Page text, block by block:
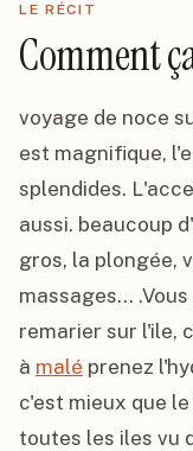
LE RÉCIT
Comment
voyage de noce
est magnifique,
splendides.
aussi. beaucoup
gros, la plongée,
massages...
remarier sur l'ile,
à malé prenez
c'est mieux que
toutes les iles vu